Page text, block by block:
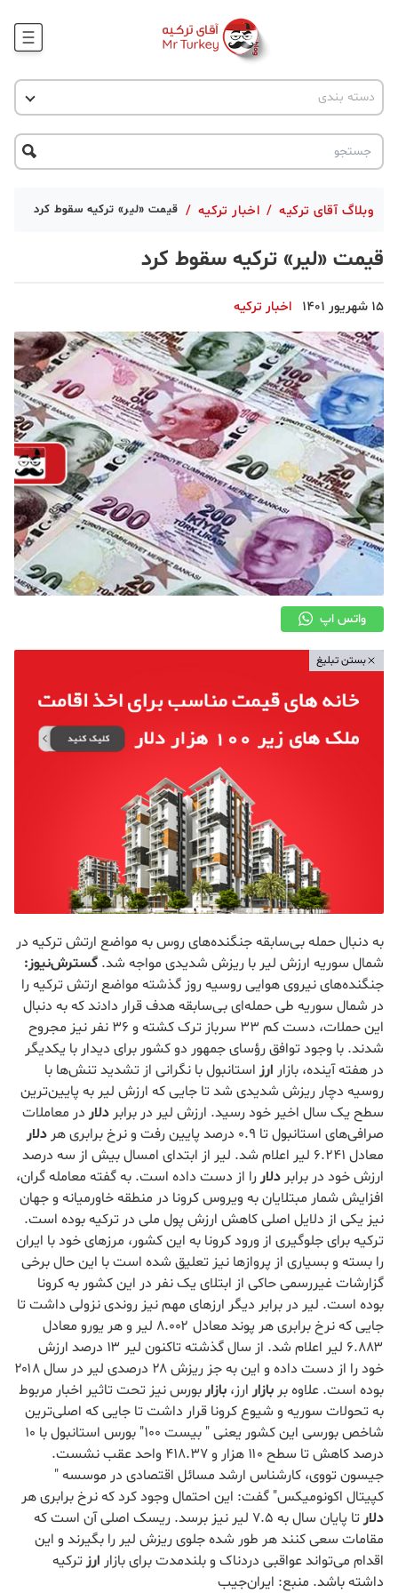
وبلاگ
جاذبه گردشگری
دسته بندی
اخبار ترکیه
پروژه ها
تحصیل در ترکیه
ترکیه گردی
دانستنی
دکوراسیون
قبرس
وبلاگ آقای ترکیه / اخبار ترکیه / قیمت «لیر» ترکیه سقوط کرد
قیمت «لیر» ترکیه سقوط کرد
15 شهریور 1401 اخبار ترکیه
واتس اپ
بستن تبلیغ
به دنبال حمله بی‌سابقه جنگنده‌های روس به مواضع ارتش ترکیه در
شمال سوریه ارزش لیر با ریزش شدیدی مواجه شد. گسترش‌نیوز:
جنگنده‌های نیروی هوایی روسیه روز گذشته مواضع ارتش ترکیه را
در شمال سوریه طی حمله‌ای بی‌سابقه هدف قرار دادند که به دنبال
این حملات، دست کم ۳۳ سرباز ترک کشته و ۳۶ نفر نیز مجروح
شدند. با وجود توافق رؤسای جمهور دو کشور برای دیدار با یکدیگر
در هفته آینده، بازار ارز استانبول با نگرانی از تشدید تنش‌ها با
روسیه دچار ریزش شدیدی شد تا جایی که ارزش لیر به پایین‌ترین
سطح یک سال اخیر خود رسید. ارزش لیر در برابر دلار در معاملات
صرافی‌های استانبول تا ۰.۹ درصد پایین رفت و نرخ برابری هر
دلار
معادل ۶.۲۴۱ لیر اعلام شد. لیر از ابتدای امسال بیش از سه درصد
ارزش خود در برابر دلاررا از دست داده است. به گفته معامله گران،
افزایش شمار مبتلایان به ویروس کرونا در منطقه خاورمیانه و جهان
نیز یکی از دلایل اصلی کاهش ارزش پول ملی در ترکیه بوده است.
ترکیه برای جلوگیری از ورود کرونا به این کشور، مرزهای خود با ایران
را بسته و بسیاری از پروازها نیز تعلیق شده است با این حال برخی
گزارشات غیررسمی حاکی از ابتلای یک نفر در این کشور به کرونا
بوده است. لیر در برابر دیگر ارزهای مهم نیز روندی نزولی داشت تا
جایی که نرخ برابری هر پوند معادل ۸.۰۰۲ لیر و هر یورو معادل
۶.۸۸۳ لیر اعلام شد. از سال گذشته تاکنون لیر ۱۳ درصد ارزش
خود را از دست داده و این به جز ریزش ۲۸ درصدی لیر در سال ۲۰۱۸
بوده است. علاوه بر بازار ارز، بازاربورس نیز تحت تاثیر اخبار مربوط
به تحولات سوریه و شیوع کرونا قرار داشت تا جایی که اصلی‌ترین
شاخص بورسی این کشور یعنی " بیست ۱۰۰" بورس استانبول با ۱۰
درصد کاهش تا سطح ۱۱۰ هزار و ۴۱۸.۳۷ واحد عقب نشست.
جیسون تووی، کارشناس ارشد مسائل اقتصادی در موسسه "
کپیتال اکونومیکس" گفت: این احتمال وجود کرد که نرخ برابری هر
دلار
تا پایان سال به ۷.۵ لیر نیز برسد. ریسک اصلی آن است که
مقامات سعی کنند هر طور شده جلوی ریزش لیر را بگیرند و این
اقدام می‌تواند عواقبی دردناک و بلندمدت برای بازار ارزترکیه
داشته باشد. منبع: ایران‌جیب